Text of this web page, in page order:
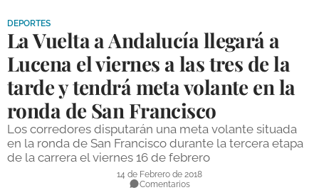
DEPORTES
COMPETICIONES
DEPORTE BASE
OPINIÓN
VENTANA CIUDADANA
DEPORTES
La Vuelta a Andalucía llegará a
Lucena el viernes a las tres de la
tarde y tendrá meta volante en la
ronda de San Francisco
Los corredores disputarán una meta volante situada
en la ronda de San Francisco durante la tercera etapa
de la carrera el viernes 16 de febrero
14 de Febrero de 2018
Comentarios